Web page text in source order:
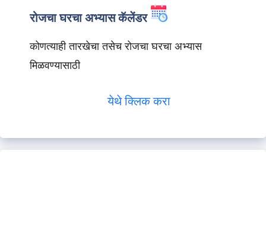
रोजचा घरचा अभ्यास कॅलेंडर
कोणत्याही तारखेचा तसेच रोजचा घरचा अभ्यास
मिळवण्यासाठी
येथे क्लिक करा